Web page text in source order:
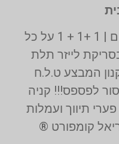
אחד לספורט ואחד ליום יום | 1 +1 + 1 על כל
לייזר תלת
המבצע ט.ל.ח
לפספס!!! קניה
תיווך ועמלות
קומפורט ®